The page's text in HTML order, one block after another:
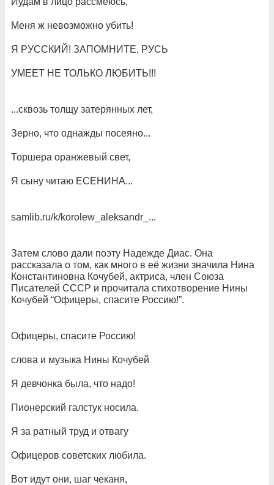
Меня ж невозможно убить!
Я РУССКИЙ! ЗАПОМНИТЕ, РУСЬ
УМЕЕТ НЕ ТОЛЬКО ЛЮБИТЬ!!!
...сквозь толщу затерянных лет,
Зерно, что однажды посеяно...
Торшера оранжевый свет,
Я сыну читаю ЕСЕНИНА...
samlib.ru/k/korolew_aleksandr_...
Затем слово дали поэту Надежде Диас. Она
рассказала о том, как много в её жизни значила Нина
Константиновна Кочубей, актриса, член Союза
Писателей СССР и прочитала стихотворение Нины
Кочубей “Офицеры, спасите Россию!”.
Офицеры, спасите Россию!
слова и музыка Нины Кочубей
Я девчонка была, что надо!
Пионерский галстук носила.
Я за ратный труд и отвагу
Офицеров советских любила.
Вот идут они, шаг чеканя,